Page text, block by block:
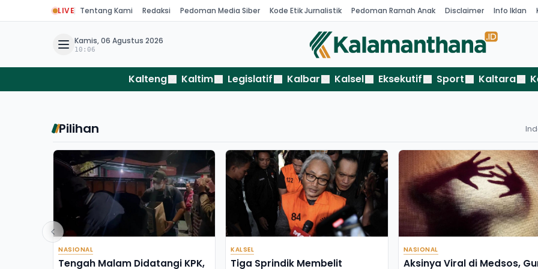
LIVE Tentang Kami Redaksi Pedoman Media Siber Kode Etik Jurnalistik Pedoman Ramah Anak Disclaimer Info Iklan
Kamis, 06 Agustus 2026
10:06
Kalteng Kaltim Legislatif Kalbar Kalsel Eksekutif Sport Kaltara
Pilihan
NASIONAL
Tengah Malam Didatangi KPK,
KALSEL
Tiga Sprindik Membelit
NASIONAL
Aksinya Viral di Medsos,